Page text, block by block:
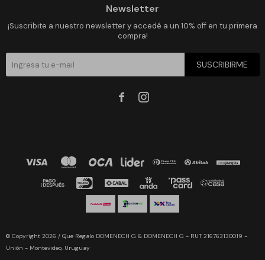
Newsletter
¡Suscribite a nuestro newsletter y accedé a un 10% off en tu primera
compra!
SUSCRIBIRME
 
© Copyright 2026 / Que Regalo DOMENECH G & DOMENECH G - RUT 216763130019 -
Unión - Montevideo, Uruguay